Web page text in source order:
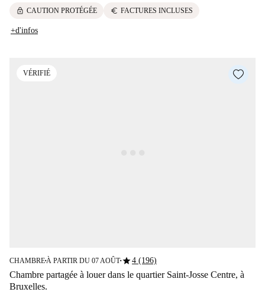
lock CAUTION PROTÉGÉE euro FACTURES INCLUSES
+d'infos
VÉRIFIÉ
CHAMBRE■À PARTIR DU 07 AOÛT■star4 (196)
Chambre partagée à louer dans le quartier Saint-Josse Centre, à
Bruxelles.